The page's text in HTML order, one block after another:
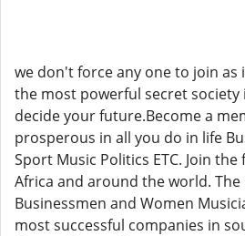
we don't force any one to join
the most powerful secret
decide your future.Become a
prosperous in all you do in life
Sport Music Politics ETC. Join
Africa and around the world. The
Businessmen and Women
most successful companies in